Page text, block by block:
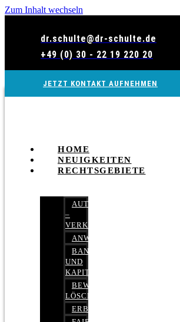
Zum Inhalt wechseln
dr.schulte@dr-schulte.de
+49 (0) 30 - 22 19 220 20
JETZT KONTAKT AUFNEHMEN
HOME
NEUIGKEITEN
RECHTSGEBIETE
AUTOBETRUG
–
VERKEHRSRECHT
ANWALTSHAFTUNGSRECHT
BANK-
UND
KAPITALMARKTRECHT
BEWERTUNGEN
LÖSCHEN
ERBRECHT